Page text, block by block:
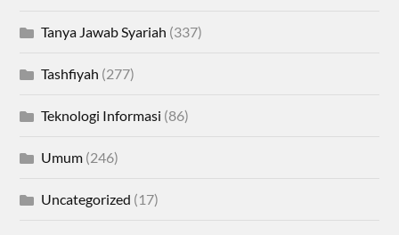
Tanya Jawab Syariah (337)
Tashfiyah (277)
Teknologi Informasi (86)
Umum (246)
Uncategorized (17)